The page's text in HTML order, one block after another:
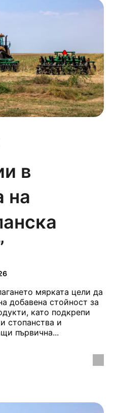
в
на
мярката цели да
добавена стойност за
като подкрепи
стопанства и
първична...